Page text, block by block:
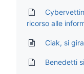
ricorso alle
Ciak, si
Benedetti